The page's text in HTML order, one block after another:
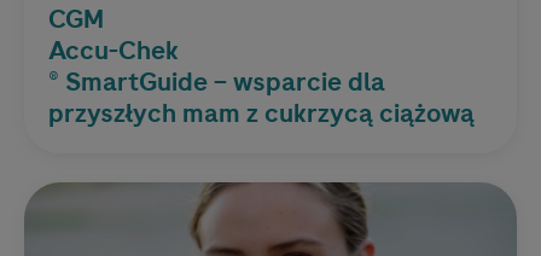
CGM
Accu-Chek
® SmartGuide – wsparcie dla
przyszłych mam z cukrzycą ciążową